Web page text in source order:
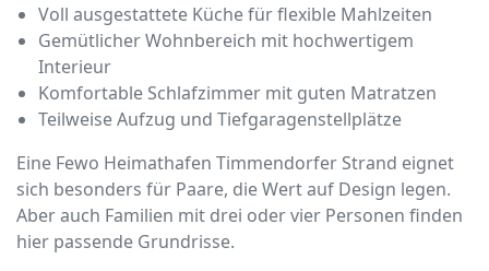
Voll ausgestattete Küche für flexible Mahlzeiten
Gemütlicher Wohnbereich mit hochwertigem
Interieur
Komfortable Schlafzimmer mit guten Matratzen
Teilweise Aufzug und Tiefgaragenstellplätze
Eine Fewo Heimathafen Timmendorfer Strand eignet
sich besonders für Paare, die Wert auf Design legen.
Aber auch Familien mit drei oder vier Personen finden
hier passende Grundrisse.